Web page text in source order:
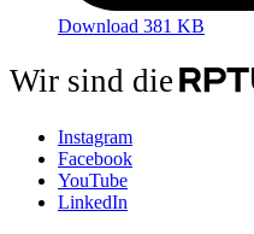
Download 381 KB
Wir sind die
Instagram
Facebook
YouTube
LinkedIn